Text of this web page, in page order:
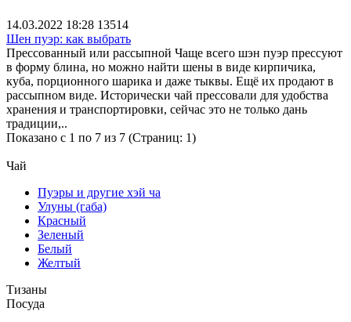
14.03.2022 18:28 13514
Шен пуэр: как выбрать
Прессованный или рассыпной Чаще всего шэн пуэр прессуют
в форму блина, но можно найти шены в виде кирпичика,
куба, порционного шарика и даже тыквы. Ещё их продают в
рассыпном виде. Исторически чай прессовали для удобства
хранения и транспортировки, сейчас это не только дань
традиции,..
Показано с 1 по 7 из 7 (Страниц: 1)
Чай
Пуэры и другие хэй ча
Улуны (габа)
Красный
Зеленый
Белый
Желтый
Тизаны
Посуда